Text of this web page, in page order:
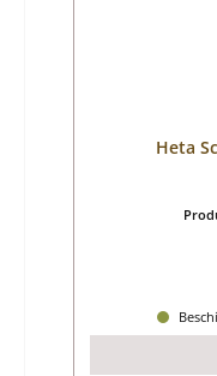
Heta